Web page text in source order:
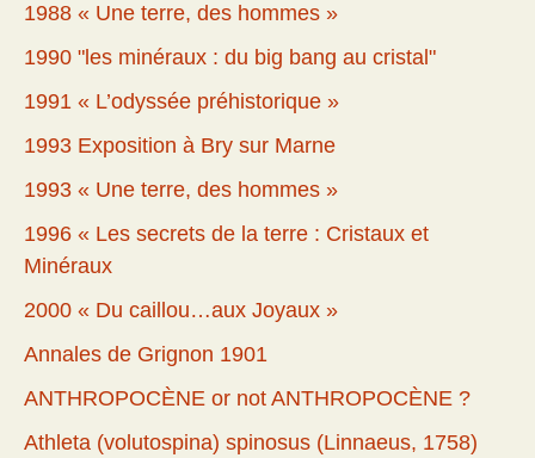
1988 « Une terre, des hommes »
1990 "les minéraux : du big bang au cristal"
1991 « L’odyssée préhistorique »
1993 Exposition à Bry sur Marne
1993 « Une terre, des hommes »
1996 « Les secrets de la terre : Cristaux et
Minéraux
2000 « Du caillou…aux Joyaux »
Annales de Grignon 1901
ANTHROPOCÈNE or not ANTHROPOCÈNE ?
Athleta (volutospina) spinosus (Linnaeus, 1758)